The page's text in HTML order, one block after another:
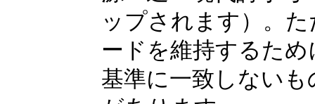
ップされます）。
ードを維持するた
基準に一致しない